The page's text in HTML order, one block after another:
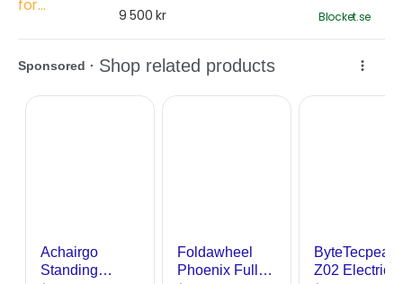
9 500 kr
Blocket.se